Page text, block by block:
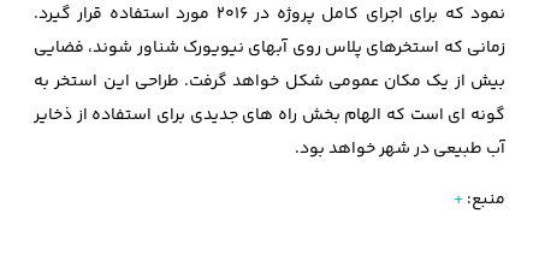
نمود که برای اجرای کامل پروژه در 2016 مورد استفاده قرار گیرد.
زمانی که استخرهای پلاس روی آبهای نیویورک شناور شوند، فضایی
بیش از یک مکان عمومی شکل خواهد گرفت. طراحی این استخر به
گونه ای است که الهام بخش راه های جدیدی برای استفاده از ذخایر
آب طبیعی در شهر خواهد بود.
منبع:+